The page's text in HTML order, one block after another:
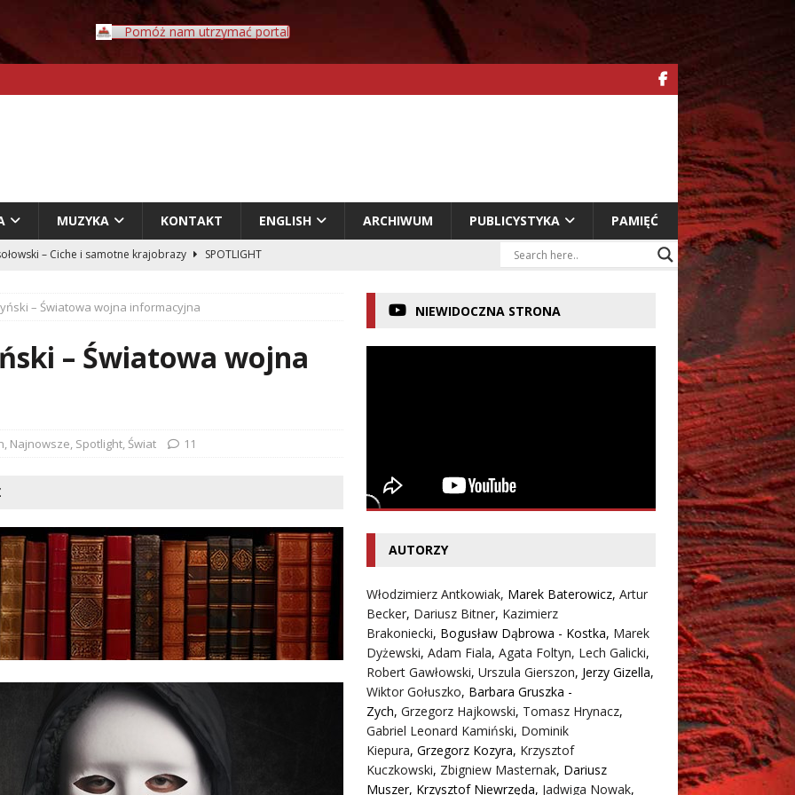
Pomóż nam utrzymać portal
MUZYKA KONTAKT ENGLISH ARCHIWUM PUBLICYSTYKA PAMIĘĆ
– Inwazja
LITERATURA
– Człowiek w świecie rozpadających się znaczeń
– Dziennik – Wyspy Kanaryjskie
– Światowa wojna informacyjna
– Światowa wojna
, Najnowsze, Spotlight,Świat 11
NIEWIDOCZNA STRONA
AUTORZY
Włodzimierz Antkowiak, Marek Baterowicz, Artur
Becker, Dariusz Bitner, Kazimierz
Brakoniecki, Bogusław Dąbrowa - Kostka, Marek
Dyżewski, Adam Fiala, Agata Foltyn, Lech Galicki,
Robert Gawłowski, Urszula Gierszon, Jerzy Gizella,
Wiktor Gołuszko, Barbara Gruszka -
Zych, Grzegorz Hajkowski, Tomasz Hrynacz,
Gabriel Leonard Kamiński, Dominik
Kiepura, Grzegorz Kozyra, Krzysztof
Kuczkowski, Zbigniew Masternak, Dariusz
Muszer, Krzysztof Niewrzęda, Jadwiga Nowak,